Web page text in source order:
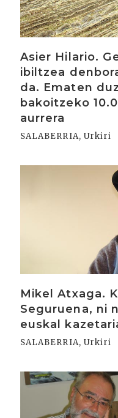
Asier Hilario.
ibiltzea
da. Ematen
bakoitzeko
aurrera
SALABERRIA, Urkiri
Mikel Atxaga.
Seguruena, ni
euskal
SALABERRIA, Urkiri
Irakurri